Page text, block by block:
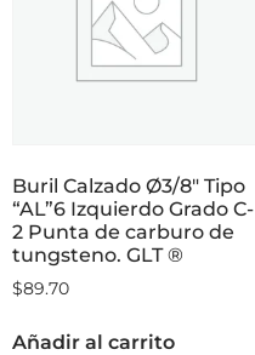
Buril Calzado Ø3/8″ Tipo
“AL”6 Izquierdo Grado C-
2 Punta de carburo de
tungsteno. GLT ®
$89.70
Añadir al carrito